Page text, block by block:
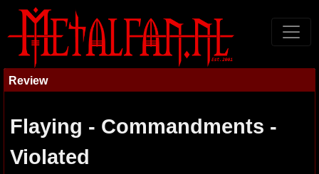
Review
Flaying - Commandments -
Violated